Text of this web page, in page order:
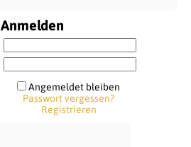
Anmelden
Angemeldet bleiben
Passwort vergessen?
Registrieren